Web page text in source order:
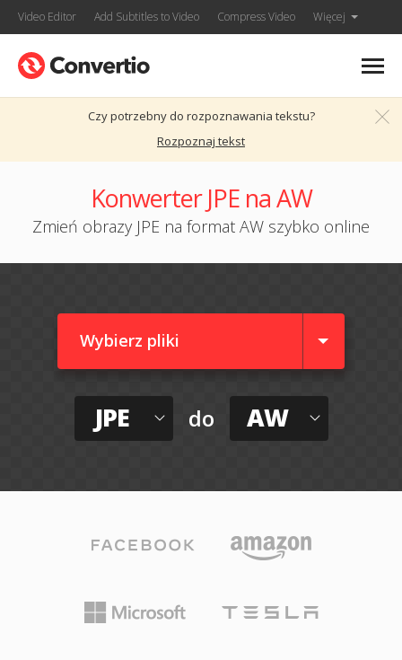
Video Editor Add Subtitles to Video Compress Video Więcej
Czy potrzebny do rozpoznawania tekstu?
Rozpoznaj tekst
Konwerter JPE na AW
Zmień obrazy JPE na format AW szybko online
Wybierz pliki
JPE do AW